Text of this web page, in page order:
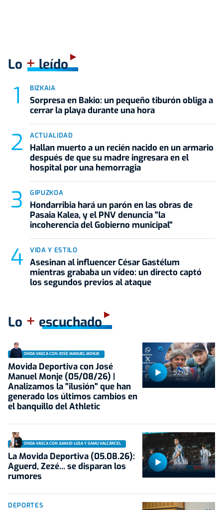
Lo +leído
BIZKAIA
Sorpresa en Bakio: un pequeño tiburón obliga a
cerrar la playa durante una hora
ACTUALIDAD
Hallan muerto a un recién nacido en un armario
después de que su madre ingresara en el
hospital por una hemorragia
GIPUZKOA
Hondarribia hará un parón en las obras de
Pasaia Kalea, y el PNV denuncia "la
incoherencia del Gobierno municipal"
VIDA Y ESTILO
Asesinan al influencer César Gastélum
mientras grababa un vídeo: un directo captó
los segundos previos al ataque
Lo + escuchado
52:42
ONDA VASCA CON JOSÉ MANUEL MONJE
Movida Deportiva con José
Manuel Monje (05/08/26) |
Analizamos la "ilusión" que han
generado los últimos cambios en
el banquillo del Athletic
55:18
ONDA VASCA CON JUANJO LUSA Y SAMU VALCÁRCEL
La Movida Deportiva (05.08.26):
Aguerd, Zezé... se disparan los
rumores
DEPORTES